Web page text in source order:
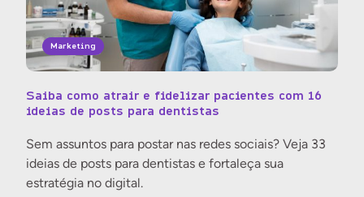
Marketing
Saiba como atrair e fidelizar pacientes com 16
ideias de posts para dentistas
Sem assuntos para postar nas redes sociais? Veja 33
ideias de posts para dentistas e fortaleça sua
estratégia no digital.